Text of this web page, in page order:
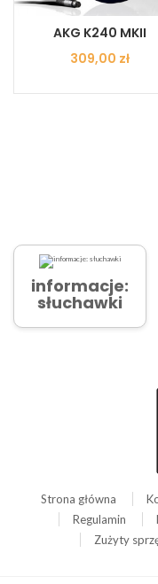
AKG K240 MKII
Cena
309,00 zł
informacje:
słuchawki
Strona główna
Regulamin
Zużyty